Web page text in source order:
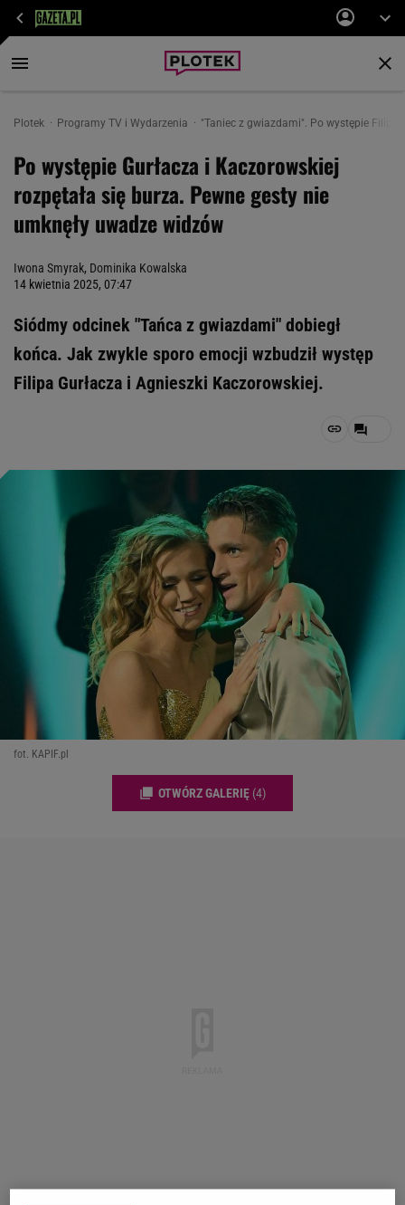
Plotek Programy TV i Wydarzenia "Taniec z gwiazdami". Po występie Filipa
Po występie Gurłacza i Kaczorowskiej
rozpętała się burza. Pewne gesty nie
umknęły uwadze widzów
Iwona Smyrak, Dominika Kowalska
14 kwietnia 2025, 07:47
Siódmy odcinek "Tańca z gwiazdami" dobiegł
końca. Jak zwykle sporo emocji wzbudził występ
Filipa Gurłacza i Agnieszki Kaczorowskiej.
fot. KAPIF.pl
OTWÓRZ GALERIĘ (4)